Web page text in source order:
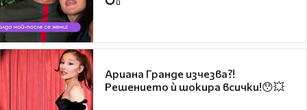
Ариана Гранде изчезва?!
Решението ѝ шокира всички!😯💥